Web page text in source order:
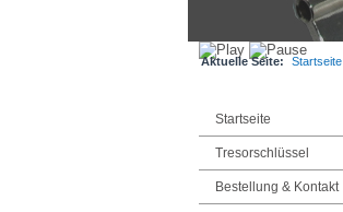
Aktuelle Seite: Startseite
Startseite
Tresorschlüssel
Bestellung & Kontakt